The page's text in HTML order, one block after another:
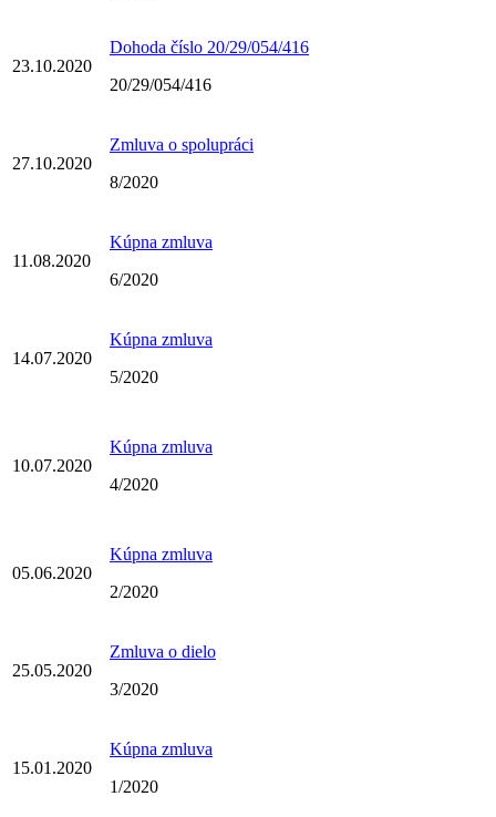
23.10.2020
Dohoda číslo 20/29/054/416
20/29/054/416
27.10.2020
Zmluva o spolupráci
8/2020
11.08.2020
Kúpna zmluva
6/2020
14.07.2020
Kúpna zmluva
5/2020
10.07.2020
Kúpna zmluva
4/2020
05.06.2020
Kúpna zmluva
2/2020
25.05.2020
Zmluva o dielo
3/2020
15.01.2020
Kúpna zmluva
1/2020